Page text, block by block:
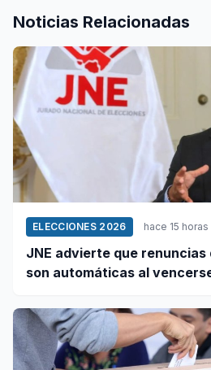
Noticias Relacionadas
ELECCIONES 2026 hace 15 horas
JNE advierte que
son automáticas al